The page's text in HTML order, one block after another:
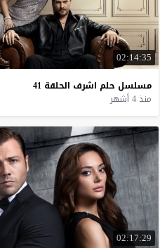
02:14:35
مسلسل حلم اشرف الحلقة 41
منذ 4 أشهر
02:17:29